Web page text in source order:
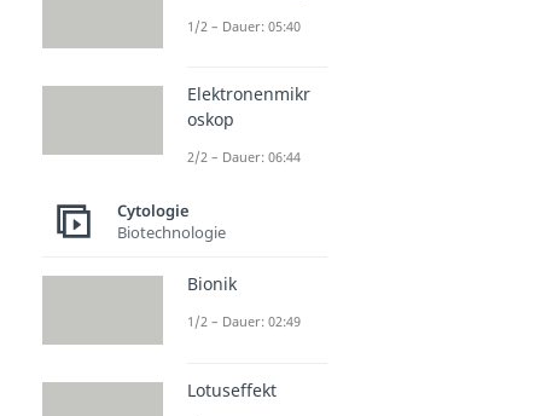
1/2 – Dauer: 05:40
Elektronenmikr
oskop
2/2 – Dauer: 06:44
Cytologie
Biotechnologie
Bionik
1/2 – Dauer: 02:49
Lotuseffekt